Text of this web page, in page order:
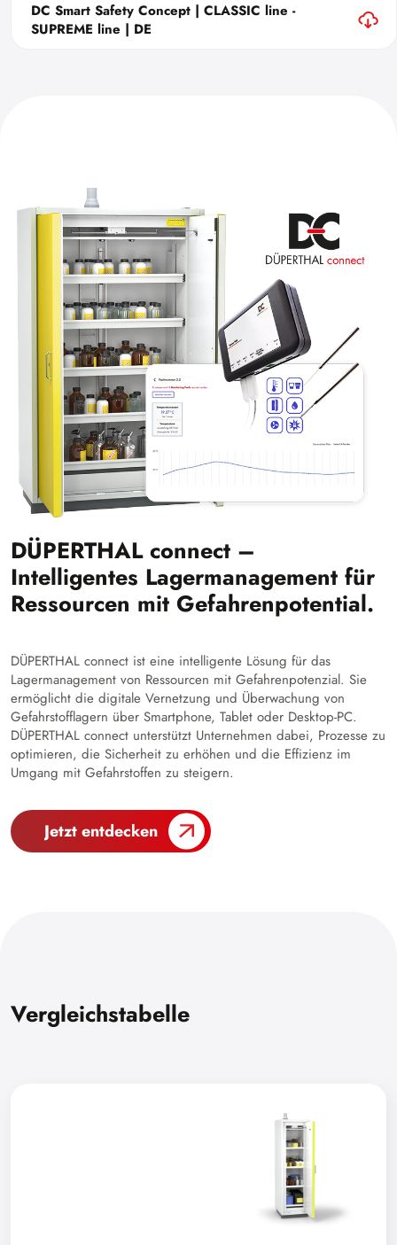
DC Smart Safety Concept | CLASSIC line -
SUPREME line | DE
DÜPERTHAL connect –
Intelligentes Lagermanagement für
Ressourcen mit Gefahrenpotential.
DÜPERTHAL connect ist eine intelligente Lösung für das
Lagermanagement von Ressourcen mit Gefahrenpotenzial. Sie
ermöglicht die digitale Vernetzung und Überwachung von
Gefahrstofflagern über Smartphone, Tablet oder Desktop-PC.
DÜPERTHAL connect unterstützt Unternehmen dabei, Prozesse zu
optimieren, die Sicherheit zu erhöhen und die Effizienz im
Umgang mit Gefahrstoffen zu steigern.
Jetzt entdecken
Vergleichstabelle